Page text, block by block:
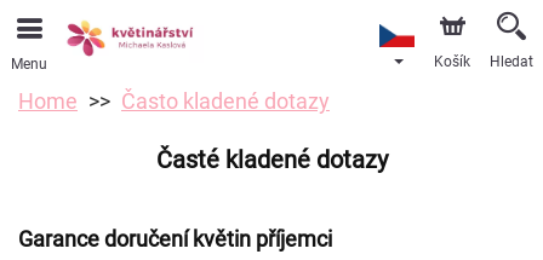
Menu Košík Hledat
Home Často kladené dotazy
Časté kladené dotazy
Garance doručení květin příjemci